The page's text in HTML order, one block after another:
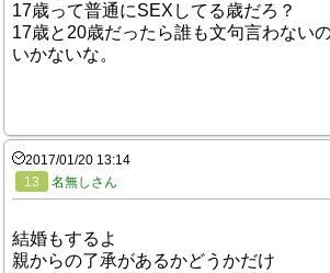
17歳って普通にSEXしてる歳だろ？
17歳と20歳だったら誰も文句言わない
いかないな。
2017/01/20 13:14
13
名無しさん
結婚もするよ
親からの了承があるかどうかだけ